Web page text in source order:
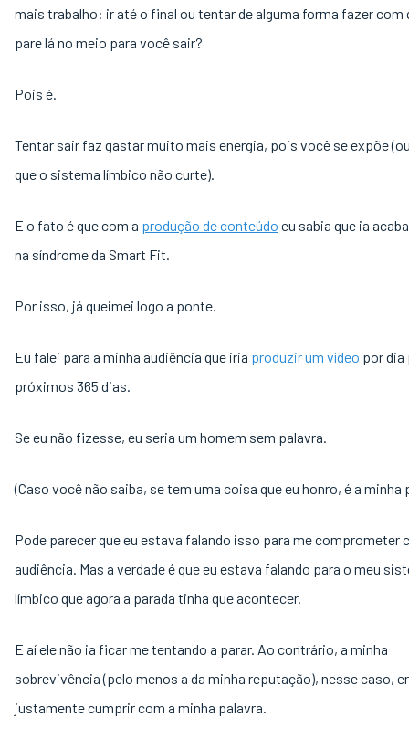
mais trabalho: ir até o final ou tentar de alguma forma fazer com
pare lá no meio para você sair?
Pois é.
Tentar sair faz gastar muito mais energia, pois você se expõe
que o sistema límbico não curte).
E o fato é que com a produção de conteúdo eu sabia que ia
na síndrome da Smart Fit.
Por isso, já queimei logo a ponte.
Eu falei para a minha audiência que iria produzir um vídeo por dia
próximos 365 dias.
Se eu não fizesse, eu seria um homem sem palavra.
(Caso você não saiba, se tem uma coisa que eu honro, é a minha
Pode parecer que eu estava falando isso para me comprometer
audiência. Mas a verdade é que eu estava falando para o meu
límbico que agora a parada tinha que acontecer.
E aí ele não ia ficar me tentando a parar. Ao contrário, a minha
sobrevivência (pelo menos a da minha reputação), nesse caso,
justamente cumprir com a minha palavra.